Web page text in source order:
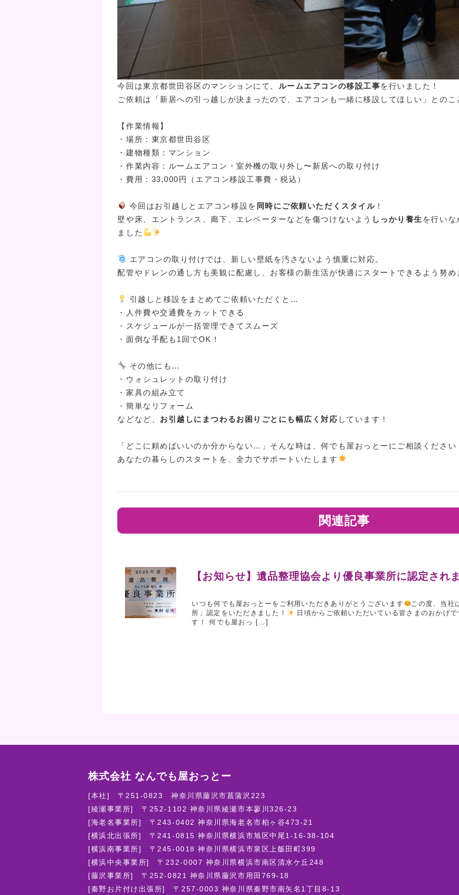
今回は東京都世田谷区のマンションにて、 ルームエアコンの移設工事を行いました！
ご依頼は「新居への引っ越しが決まったので、エアコンも一緒に移設してほしい」とのこ
【作業情報】
・場所：東京都世田谷区
・建物種類：マンション
・作業内容：ルームエアコン・室外機の取り外し〜新居への取り付け
・費用：33,000円（エアコン移設工事費・税込）
今回はお引越しとエアコン移設を 同時にご依頼いただくスタイル ！
壁や床、エントランス、廊下、エレベーターなどを傷つけないよう しっかり養生 を行い
ました
エアコンの取り付けでは、新しい壁紙を汚さないよう慎重に対応。
配管やドレンの通し方も美観に配慮し、お客様の新生活が快適にスタートできるよう努め
引越しと移設をまとめてご依頼いただくと…
・人件費や交通費をカットできる
・スケジュールが一括管理できてスムーズ
・面倒な手配も1回でOK！
その他にも…
・ウォシュレットの取り付け
・家具の組み立て
・簡単なリフォーム
などなど、 お引越しにまつわるお困りごとにも幅広く対応 しています！
「どこに頼めばいいのか分からない…」そんな時は、何でも屋おっとーにご相談ください
あなたの暮らしのスタートを、全力でサポートいたします
関連記事
【お知らせ】遺品整理協会より優良事業所に認定され
いつも何でも屋おっとーをご利用いただきありがとうございます
この度、当社
所」認定をいただきました！
日頃からご依頼いただいている皆さまのおかげ
す！ 何でも屋おっ […]
株式会社 なんでも屋おっとー
[本社] 〒251-0823神奈川県藤沢市菖蒲沢223
[綾瀬事業所] 〒252-1102 神奈川県綾瀬市本蓼川326-23
[海老名事業所] 〒243-0402神奈川県海老名市柏ヶ谷473-21
[横浜北出張所] 〒241-0815神奈川県横浜市旭区中尾1-16-38-104
[横浜南事業所] 〒245-0018神奈川県横浜市泉区上飯田町399
[横浜中央事業所] 〒232-0007 神奈川県横浜市南区清水ケ丘248
[藤沢事業所] 〒252-0821 神奈川県藤沢市用田769-18
[秦野お片付け出張所] 〒257-0003 神奈川県秦野市南矢名1丁目8-13